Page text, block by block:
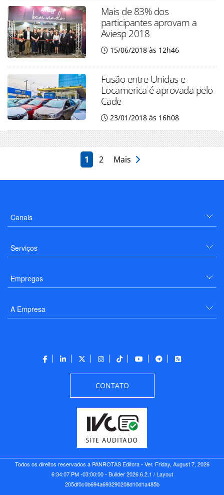
Mais de 83% dos
participantes aprovam a
Aviesp 2018
15/06/2018 às 12h46
Fusão entre Unidas e
Locamerica é aprovada pelo
Cade
23/01/2018 às 16h08
1 2 Mais
Canais
Serviços
Empregos
A Empresa
CONTATO
Todos os direitos reservados a PANROTAS Editora - Ver. Friday, August 7, 2026
6:34:07 PM -03:00:00 - Builder 2026.6.2.1 / Layout
205df0c0b694a693290208d10d1a485b